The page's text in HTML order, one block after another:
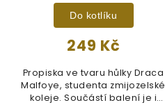
249 Kč
Do kotlíku
Propiska ve tvaru hůlky Draca
Malfoye, studenta zmijozelské
koleje. Součástí balení je i